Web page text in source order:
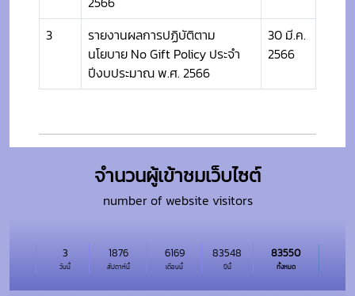
3
รายงานผลการปฏิบัติตาม
นโยบาย No Gift Policy ประจำ
ปีงบประมาณ พ.ศ. 2566
30 มี.ค.
2566
จำนวนผู้เข้าชมเว็บไซต์
number of website visitors
วันนี้
3
สัปดาห์นี้
1876
เดือนนี้
6169
ปีนี้
83548
ทั้งหมด
83550